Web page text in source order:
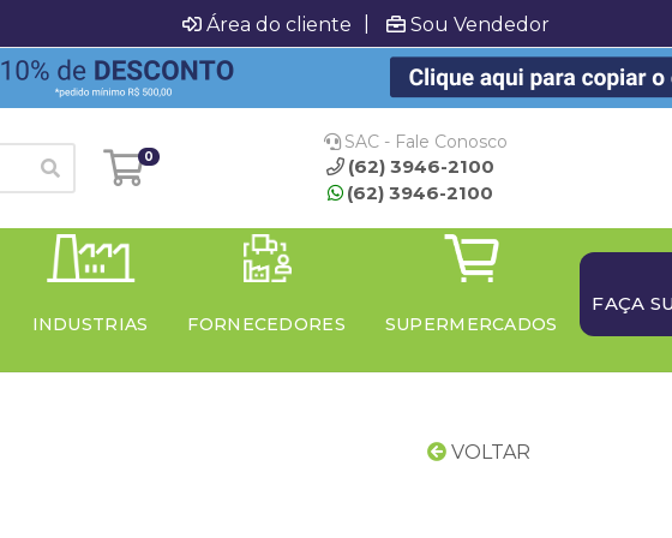
Área do cliente Sou Vendedor
0
SAC - Fale Conosco
(62) 3946-2100
(62) 3946-2100
INDUSTRIAS FORNECEDORES SUPERMERCADOS
FAÇA
VOLTAR